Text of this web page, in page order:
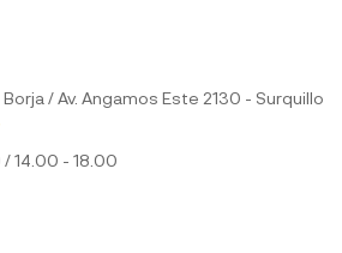
Borja / Av. Angamos Este 2130 - Surquillo
14.00 - 18.00